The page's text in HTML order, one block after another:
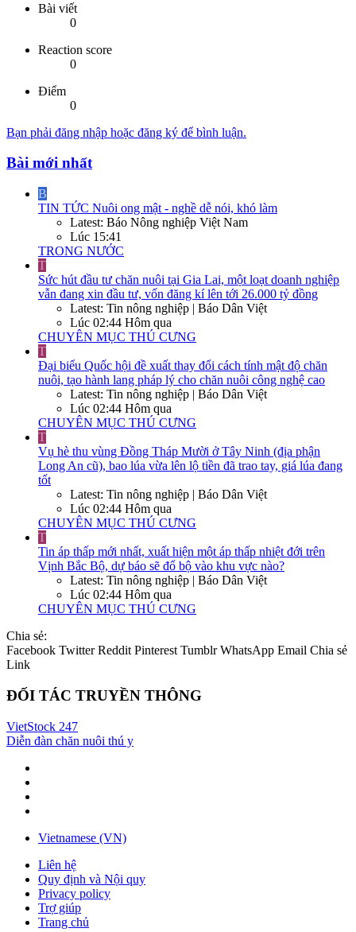
Bài viết
0
Reaction score
0
Điểm
0
Bạn phải đăng nhập hoặc đăng ký để bình luận.
Bài mới nhất
B
TIN TỨC Nuôi ong mật - nghề dễ nói, khó làm
Latest: Báo Nông nghiệp Việt Nam
Lúc 15:41
TRONG NƯỚC
T
Sức hút đầu tư chăn nuôi tại Gia Lai, một loạt doanh nghiệp
vẫn đang xin đầu tư, vốn đăng kí lên tới 26.000 tỷ đồng
Latest: Tin nông nghiệp | Báo Dân Việt
Lúc 02:44 Hôm qua
CHUYÊN MỤC THÚ CƯNG
T
Đại biểu Quốc hội đề xuất thay đổi cách tính mật độ chăn
nuôi, tạo hành lang pháp lý cho chăn nuôi công nghệ cao
Latest: Tin nông nghiệp | Báo Dân Việt
Lúc 02:44 Hôm qua
CHUYÊN MỤC THÚ CƯNG
T
Vụ hè thu vùng Đồng Tháp Mười ở Tây Ninh (địa phận
Long An cũ), bao lúa vừa lên lộ tiền đã trao tay, giá lúa đang
tốt
Latest: Tin nông nghiệp | Báo Dân Việt
Lúc 02:44 Hôm qua
CHUYÊN MỤC THÚ CƯNG
T
Tin áp thấp mới nhất, xuất hiện một áp thấp nhiệt đới trên
Vịnh Bắc Bộ, dự báo sẽ đổ bộ vào khu vực nào?
Latest: Tin nông nghiệp | Báo Dân Việt
Lúc 02:44 Hôm qua
CHUYÊN MỤC THÚ CƯNG
Chia sẻ:
Facebook Twitter Reddit Pinterest Tumblr WhatsApp Email Chia sẻ
Link
ĐỐI TÁC TRUYỀN THÔNG
VietStock 247
Diễn đàn chăn nuôi thú y
Vietnamese (VN)
Liên hệ
Quy định và Nội quy
Privacy policy
Trợ giúp
Trang chủ